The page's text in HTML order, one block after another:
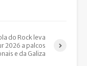
do Rock leva
2026 a palcos
e da Galiza